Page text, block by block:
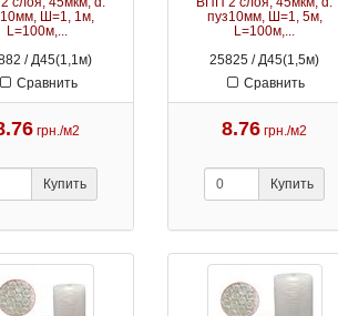
Ш=1, 1м,
L=100м,...
/ Д45(1,1м)
Сравнить
грн./м2
Купить
пуз10мм, Ш=1, 5м,
L=100м,...
25825 / Д45(1,5м)
Сравнить
8.76 грн./м2
Купить